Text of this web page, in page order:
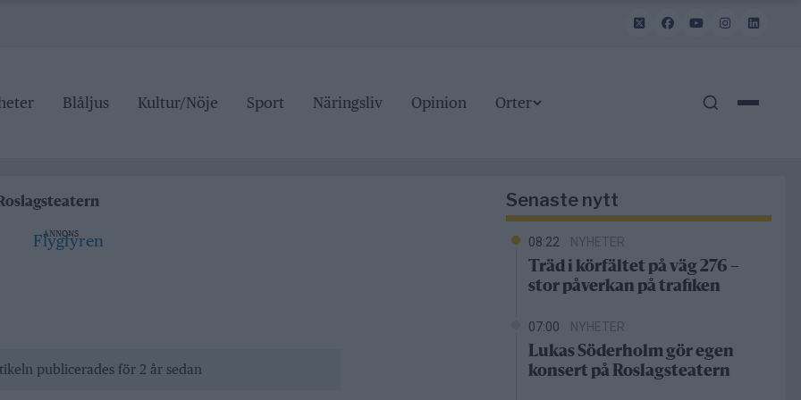
Blåljus Kultur/Nöje Sport Näringsliv Opinion Orter
badhus
stängd hela sommaren
ANNONS
publicerades för 2 år sedan
Senaste nytt
08:22 NYHETER
Träd i körfältet på väg 276 –
stor påverkan på trafiken
07:00 NYHETER
Lukas Söderholm gör egen
konsert på Roslagsteatern